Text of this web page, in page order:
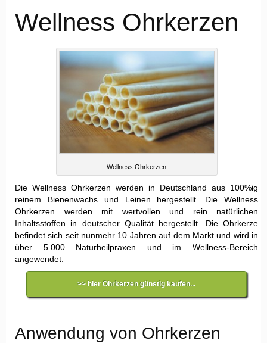
Wellness Ohrkerzen
Wellness Ohrkerzen
Die Wellness Ohrkerzen werden in Deutschland aus 100%ig
reinem Bienenwachs und Leinen hergestellt. Die Wellness
Ohrkerzen werden mit wertvollen und rein natürlichen
Inhaltsstoffen in deutscher Qualität hergestellt. Die Ohrkerze
befindet sich seit nunmehr 10 Jahren auf dem Markt und wird in
über 5.000 Naturheilpraxen und im Wellness-Bereich
angewendet.
>> hier Ohrkerzen günstig kaufen...
Anwendung von Ohrkerzen